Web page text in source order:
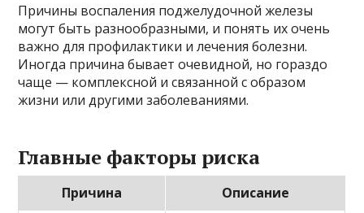
Причины воспаления поджелудочной железы
могут быть разнообразными, и понять их очень
важно для профилактики и лечения болезни.
Иногда причина бывает очевидной, но гораздо
чаще — комплексной и связанной с образом
жизни или другими заболеваниями.
Главные факторы риска
Причина
Описание